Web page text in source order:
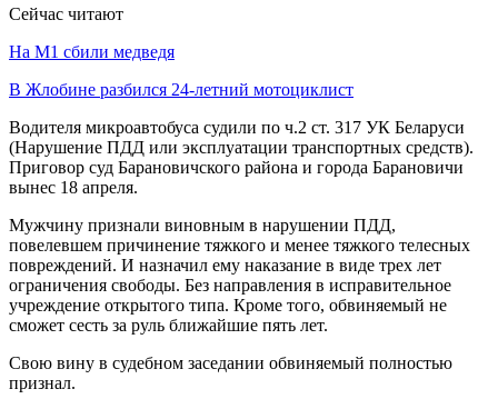
Сейчас читают
На М1 сбили медведя
В Жлобине разбился 24-летний мотоциклист
Водителя микроавтобуса судили по ч.2 ст. 317 УК Беларуси
(Нарушение ПДД или эксплуатации транспортных средств).
Приговор суд Барановичского района и города Барановичи
вынес 18 апреля.
Мужчину признали виновным в нарушении ПДД,
повелевшем причинение тяжкого и менее тяжкого телесных
повреждений. И назначил ему наказание в виде трех лет
ограничения свободы. Без направления в исправительное
учреждение открытого типа. Кроме того, обвиняемый не
сможет сесть за руль ближайшие пять лет.
Свою вину в судебном заседании обвиняемый полностью
признал.